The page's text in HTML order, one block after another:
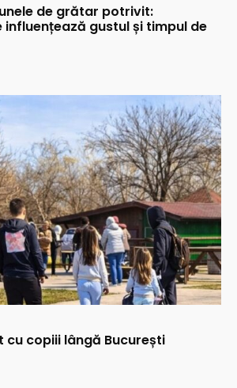
de grătar potrivit:
gustul și timpul de
cu copiii lângă București